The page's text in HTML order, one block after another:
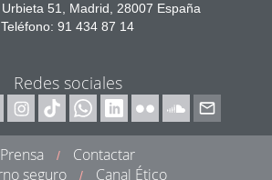
51, Madrid, 28007 España
Teléfono: 91 434 87 14
Redes sociales
Prensa /
Contactar
seguro
/ Canal Ético